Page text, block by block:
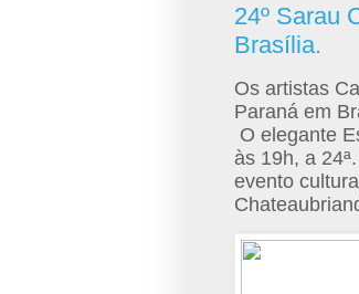
24º Sarau
Brasília.
Os artistas
Paraná em
O elegante
às 19h, a
evento